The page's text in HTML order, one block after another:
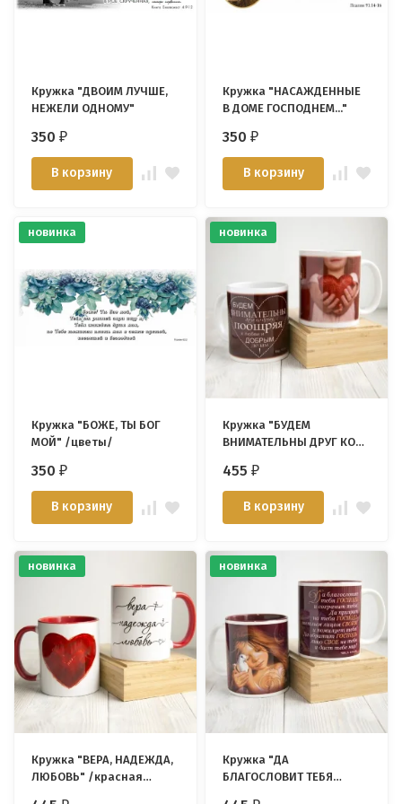
Кружка "ДВОИМ ЛУЧШЕ,
НЕЖЕЛИ ОДНОМУ"
350₽
В корзину
Кружка "НАСАЖДЕННЫЕ
В ДОМЕ ГОСПОДНЕМ..."
350₽
В корзину
новинка
Кружка "БОЖЕ, ТЫ БОГ
МОЙ" /цветы/
350₽
В корзину
новинка
Кружка "БУДЕМ
ВНИМАТЕЛЬНЫ ДРУГ КО
455₽
В корзину
новинка
Кружка "ВЕРА, НАДЕЖДА,
ЛЮБОВЬ" /красная
новинка
Кружка "ДА
БЛАГОСЛОВИТ ТЕБЯ